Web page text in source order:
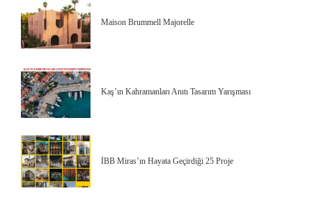
Maison Brummell Majorelle
Kaş’ın Kahramanları Anıtı Tasarım Yarışması
İBB Miras’ın Hayata Geçirdiği 25 Proje